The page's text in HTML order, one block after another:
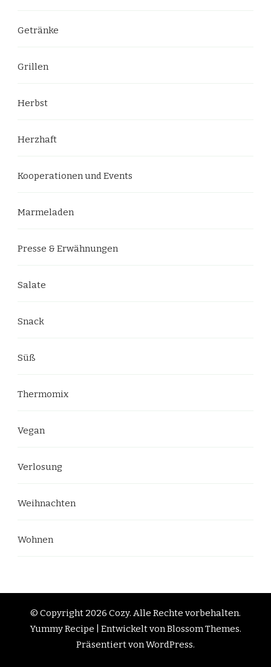
Getränke
Grillen
Herbst
Herzhaft
Kooperationen und Events
Marmeladen
Presse & Erwähnungen
Salate
Snack
Süß
Thermomix
Vegan
Verlosung
Weihnachten
Wohnen
© Copyright 2026 Cozy. Alle Rechte vorbehalten.
Yummy Recipe | Entwickelt von Blossom Themes.
Präsentiert von WordPress.